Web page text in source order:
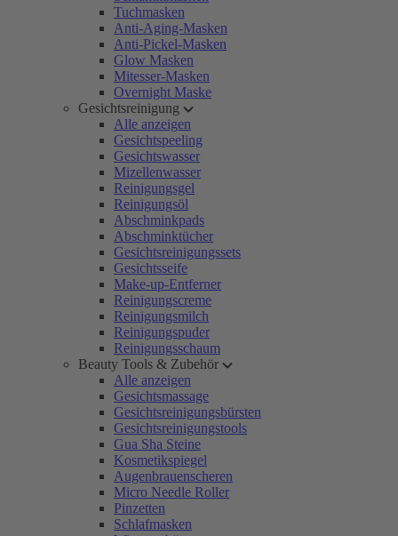
Tuchmasken
Anti-Aging-Masken
Anti-Pickel-Masken
Glow Masken
Mitesser-Masken
Overnight Maske
Gesichtsreinigung
Alle anzeigen
Gesichtspeeling
Gesichtswasser
Mizellenwasser
Reinigungsgel
Reinigungsöl
Abschminkpads
Abschminktücher
Gesichtsreinigungssets
Gesichtsseife
Make-up-Entferner
Reinigungscreme
Reinigungsmilch
Reinigungspuder
Reinigungsschaum
Beauty Tools & Zubehör
Alle anzeigen
Gesichtsmassage
Gesichtsreinigungsbürsten
Gesichtsreinigungstools
Gua Sha Steine
Kosmetikspiegel
Augenbrauenscheren
Micro Needle Roller
Pinzetten
Schlafmasken